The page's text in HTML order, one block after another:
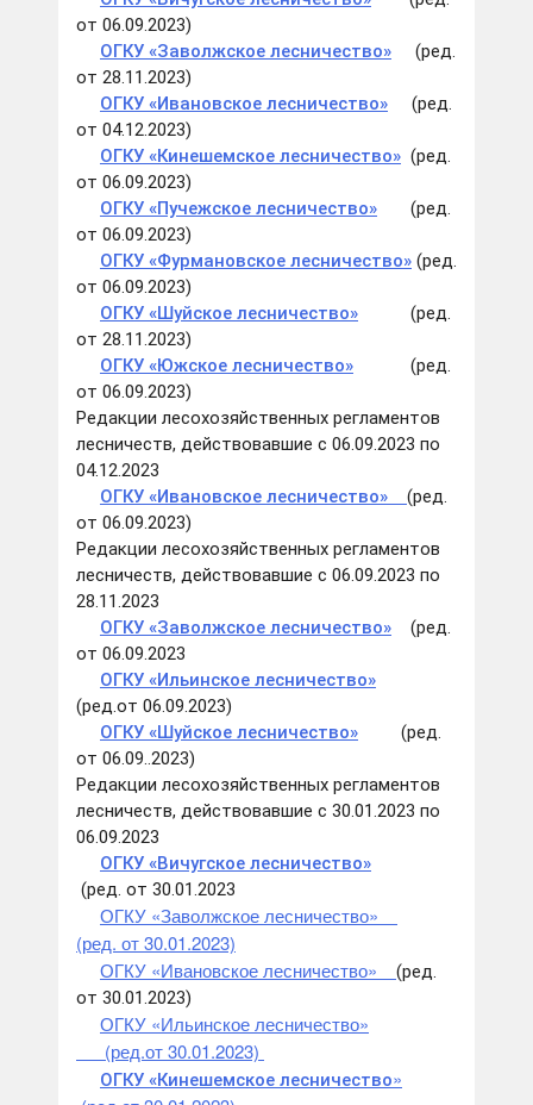
от 06.09.2023)
ОГКУ «Заволжское лесничество» (ред.
от 28.11.2023)
ОГКУ «Ивановское лесничество» (ред.
от 04.12.2023)
ОГКУ «Кинешемское лесничество» (ред.
от 06.09.2023)
ОГКУ «Пучежское лесничество» (ред.
от 06.09.2023)
ОГКУ «Фурмановское лесничество» (ред.
от 06.09.2023)
ОГКУ «Шуйское лесничество» (ред.
от 28.11.2023)
ОГКУ «Южское лесничество» (ред.
от 06.09.2023)
Редакции лесохозяйственных регламентов
лесничеств, действовавшие с 06.09.2023 по
04.12.2023
ОГКУ «Ивановское лесничество»
(ред.
от 06.09.2023)
Редакции лесохозяйственных регламентов
лесничеств, действовавшие с 06.09.2023 по
28.11.2023
ОГКУ «Заволжское лесничество» (ред.
от 06.09.2023
ОГКУ «Ильинское лесничество»
(ред.от 06.09.2023)
ОГКУ «Шуйское лесничество» (ред.
от 06.09..2023)
Редакции лесохозяйственных регламентов
лесничеств, действовавшие с 30.01.2023 по
06.09.2023
ОГКУ «Вичугское лесничество»
(ред. от 30.01.2023
ОГКУ «Заволжское лесничество»
(ред. от 30.01.2023)
ОГКУ «Ивановское лесничество»
(ред.
от 30.01.2023)
ОГКУ «Ильинское лесничество»
(ред.от 30.01.2023)
ОГКУ «Кинешемское лесничество»